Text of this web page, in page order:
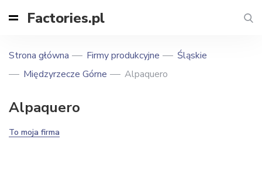
Factories.pl
Strona główna Firmy produkcyjne
Śląskie
Międzyrzecze Górne
Alpaquero
Alpaquero
To moja firma